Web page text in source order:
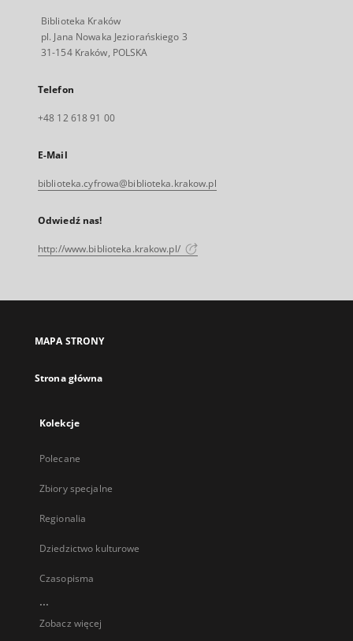
Biblioteka Kraków
pl. Jana Nowaka Jeziorańskiego 3
31-154 Kraków, POLSKA
Telefon
+48 12 618 91 00
E-Mail
biblioteka.cyfrowa@biblioteka.krakow.pl
Odwiedź nas!
http://www.biblioteka.krakow.pl/
MAPA STRONY
Strona główna
Kolekcje
Polecane
Zbiory specjalne
Regionalia
Dziedzictwo kulturowe
Czasopisma
...
Zobacz więcej